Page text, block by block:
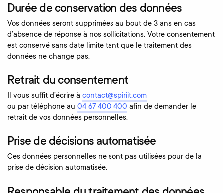
Durée de conservation des données
Vos données seront supprimées au bout de 3 ans en cas
d’absence de réponse à nos sollicitations. Votre consentement
est conservé sans date limite tant que le traitement des
données ne change pas.
Retrait du consentement
Il vous suffit d’écrire à contact@spiriit.com
ou par téléphone au 04 67 400 400 afin de demander le
retrait de vos données personnelles.
Prise de décisions automatisée
Ces données personnelles ne sont pas utilisées pour de la
prise de décision automatisée.